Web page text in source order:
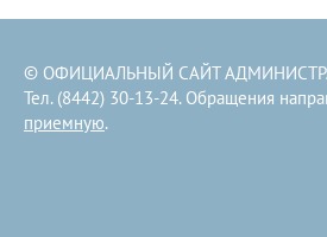
© ОФИЦИАЛЬНЫЙ САЙТ
Тел. (8442) 30-13-24. Обращения
приемную.